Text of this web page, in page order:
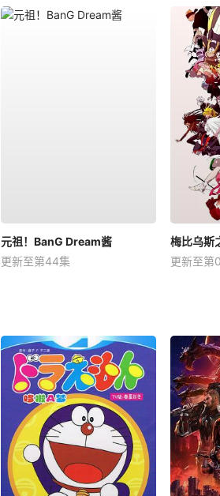
元祖！BanG Dream酱
更新至第44集
梅比乌斯
更新至第